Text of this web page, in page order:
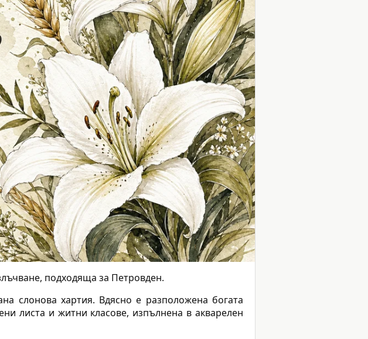
подходяща за Петровден.
слонова хартия. Вдясно е разположена богата
листа и житни класове, изпълнена в акварелен